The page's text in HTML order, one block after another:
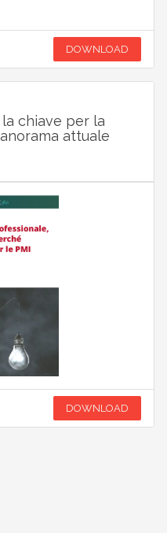
DOWNLOAD
chiave per la
attuale
DOWNLOAD